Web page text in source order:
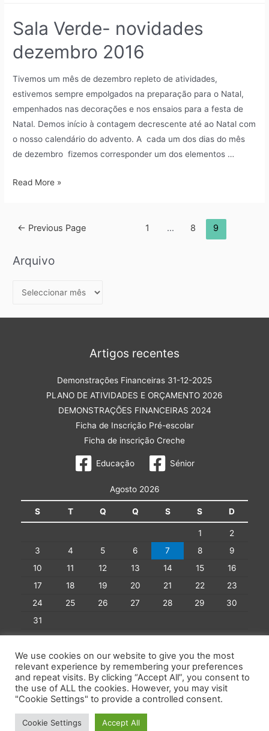
Sala Verde- novidades
dezembro 2016
Tivemos um mês de dezembro repleto de atividades,
estivemos sempre empolgados na preparação para o Natal,
empenhados nas decorações e nos ensaios para a festa de
Natal. Demos início à contagem decrescente até ao Natal com
o nosso calendário do advento. A cada um dos dias do mês
de dezembro fizemos corresponder um dos elementos …
Read More »
← Previous Page 1 … 8 9
Arquivo
Artigos recentes
Demonstrações Financeiras 31-12-2025
PLANO DE ATIVIDADES E ORÇAMENTO 2026
DEMONSTRAÇÕES FINANCEIRAS 2024
Ficha de Inscrição Pré-escolar
Ficha de inscrição Creche
Educação Sénior
Agosto 2026
S T Q Q S S D
1
2
3
4 5 6 7 8
9
10
11 12 13 14 15
16
17
18 19 20 21 22
23
24
25 26 27 28 29
30
31
Aradas | Powered by Softnova
We use cookies on our website to give you the most
relevant experience by remembering your preferences
and repeat visits. By clicking “Accept All”, you consent to
the use of ALL the cookies. However, you may visit
"Cookie Settings" to provide a controlled consent.
Cookie Settings Accept All